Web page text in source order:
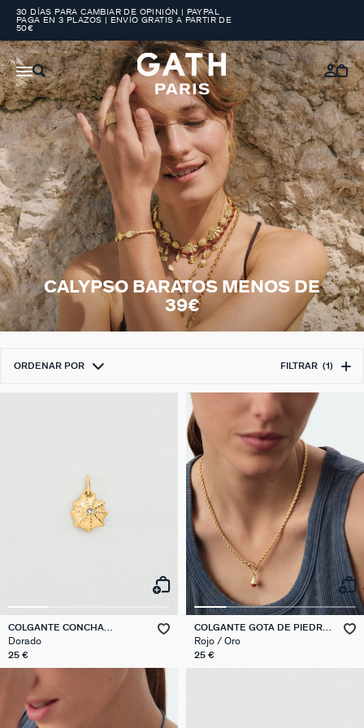
30 DÍAS PARA CAMBIAR DE OPINIÓN | PAYPAL
PAGA EN 3 PLAZOS | ENVÍO GRATIS A PARTIR DE
50€
CALYPSO BARATOS MENOS DE
39€
ORDENAR POR FILTRAR (1)
COLGANTE CONCHA
TALISMANS
Dorado
25 €
COLGANTE GOTA DE PIEDRA
NATURAL TALISMANS
Rojo / Oro
25 €